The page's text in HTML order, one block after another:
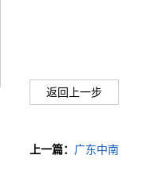
返回上一步
上一篇： 广东中南